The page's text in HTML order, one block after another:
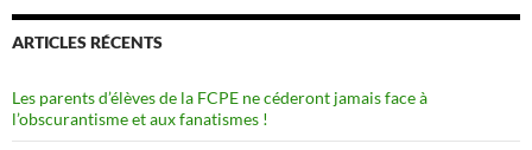
ARTICLES RÉCENTS
Les parents d’élèves de la FCPE ne céderont jamais face à
l’obscurantisme et aux fanatismes !